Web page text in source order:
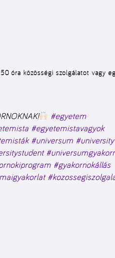
óra közösségi szolgálatot vagy
#egyetem
#egyetemistavagyok
#universum #university
#gyakornokállás